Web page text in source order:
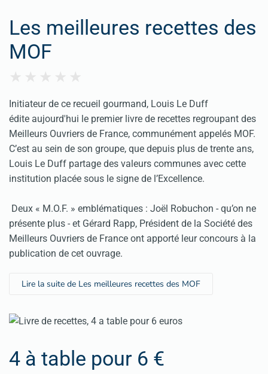
Les meilleures recettes des
MOF
Initiateur de ce recueil gourmand, Louis Le Duff
édite aujourd'hui le premier livre de recettes regroupant des
Meilleurs Ouvriers de France, communément appelés MOF.
C’est au sein de son groupe, que depuis plus de trente ans,
Louis Le Duff partage des valeurs communes avec cette
institution placée sous le signe de l’Excellence.
Deux « M.O.F. » emblématiques : Joël Robuchon - qu’on ne
présente plus - et Gérard Rapp, Président de la Société des
Meilleurs Ouvriers de France ont apporté leur concours à la
publication de cet ouvrage.
Lire la suite de Les meilleures recettes des MOF
4 à table pour 6 €